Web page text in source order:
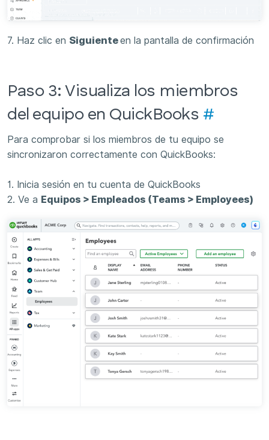
7. Haz clic en Siguienteen la pantalla de confirmación
Paso 3: Visualiza los miembros
del equipo en QuickBooks #
Para comprobar si los miembros de tu equipo se
sincronizaron correctamente con QuickBooks:
1. Inicia sesión en tu cuenta de QuickBooks
2. Ve a Equipos > Empleados (Teams > Employees)